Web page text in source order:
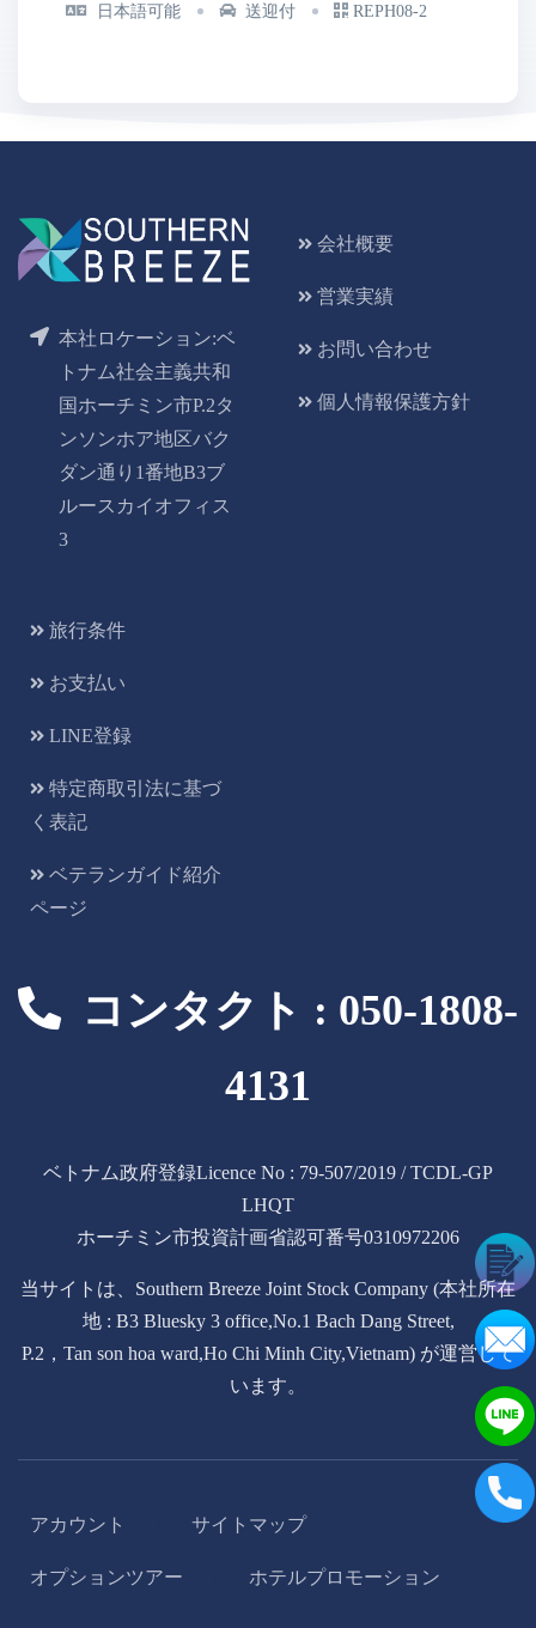
日本語可能 送迎付 REPH08-2
本社ロケーション:ベ
トナム社会主義共和
国ホーチミン市P.2タ
ンソンホア地区バク
ダン通り1番地B3ブ
ルースカイオフィス
3
会社概要
営業実績
お問い合わせ
個人情報保護方針
旅行条件
お支払い
LINE登録
特定商取引法に基づ
く表記
ベテランガイド紹介
ページ
コンタクト : 050-1808-
4131
ベトナム政府登録Licence No : 79-507/2019 / TCDL-GP
LHQT
ホーチミン市投資計画省認可番号0310972206
当サイトは、Southern Breeze Joint Stock Company (本社所在
地 : B3 Bluesky 3 office,No.1 Bach Dang Street,
P.2，Tan son hoa ward,Ho Chi Minh City,Vietnam) が運営して
います。
アカウント サイトマップ
オプションツアー ホテルプロモーション